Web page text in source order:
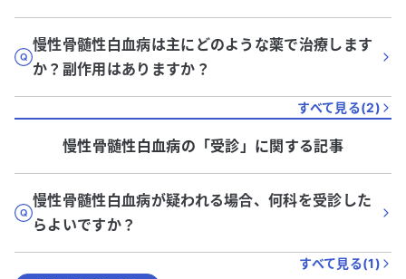
慢性骨髄性白血病は主にどのような薬で治療します
か？副作用はありますか？
すべて見る(2)
慢性骨髄性白血病の「受診 」に関する記事
慢性骨髄性白血病が疑われる場合、何科を受診した
らよいですか？
すべて見る(1)